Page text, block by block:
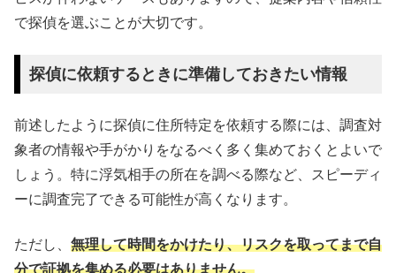
で探偵を選ぶことが大切です。
探偵に依頼するときに準備しておきたい情報
前述したように探偵に住所特定を依頼する際には、調査対
象者の情報や手がかりをなるべく多く集めておくとよいで
しょう。特に浮気相手の所在を調べる際など、スピーディ
ーに調査完了できる可能性が高くなります。
ただし、 無理して時間をかけたり、リスクを取ってまで自
分で証拠を集める必要はありません。